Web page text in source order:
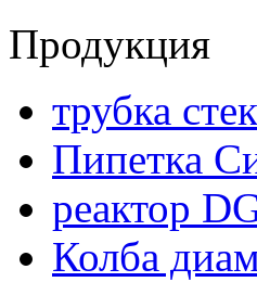
Продукция
трубка
Пипетка
реактор
Колба